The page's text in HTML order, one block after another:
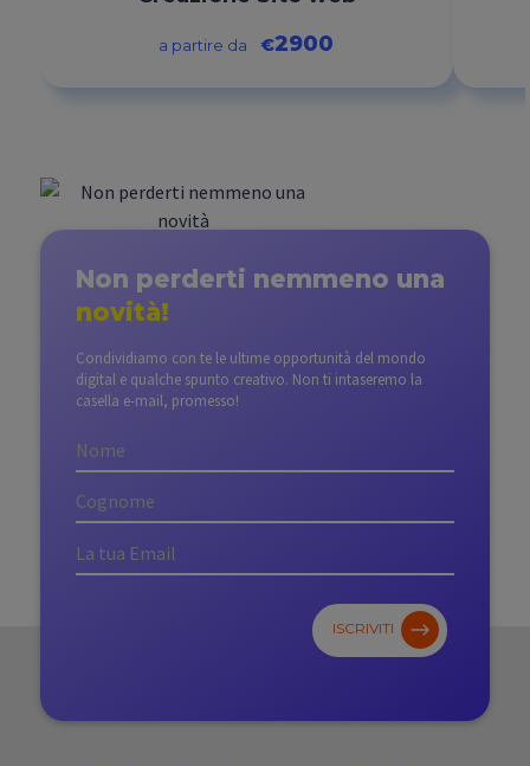
a partire da €2900
Non perderti nemmeno una
novità!
Condividiamo con te le ultime opportunità del mondo
digital e qualche spunto creativo. Non ti intaseremo la
casella e-mail, promesso!
ISCRIVITI